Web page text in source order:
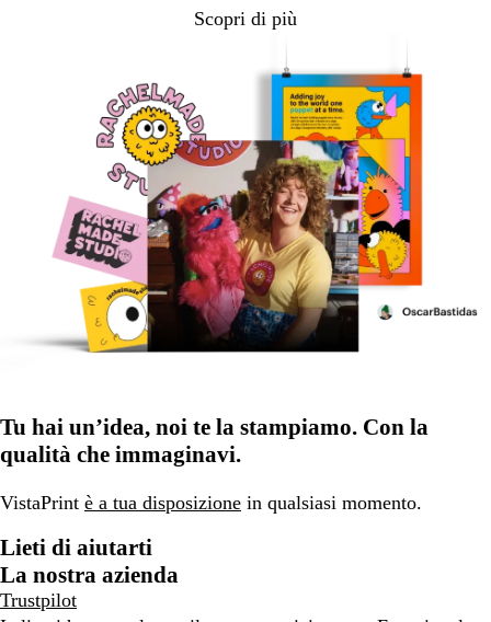
Scopri di più
Tu hai un’idea, noi te la stampiamo. Con la
qualità che immaginavi.
VistaPrint è a tua disposizione in qualsiasi momento.
Lieti di aiutarti
La nostra azienda
Trustpilot